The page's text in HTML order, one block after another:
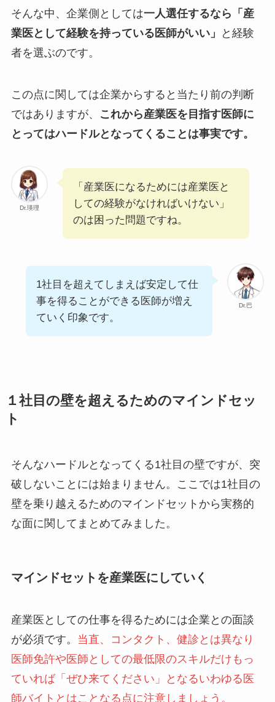
そんな中、企業側としては一人選任するなら「産
業医として経験を持っている医師がいい」
と経験
者を選ぶのです。
この点に関しては企業からすると当たり前の判断
ではありますが、
これから産業医を目指す医師に
とってはハードルとなってくることは事実です。
Dr.瑛理
「産業医になるためには産業医と
しての経験がなければいけない」
のは困った問題ですね。
Dr.巴
1社目を超えてしまえば安定して仕
事を得ることができる医師が増え
ていく印象です。
１社目の壁を超えるためのマインドセッ
ト
そんなハードルとなってくる1社目の壁ですが、突
破しないことには始まりません。ここでは1社目の
壁を乗り越えるためのマインドセットから実務的
な面に関してまとめてみました。
マインドセットを産業医にしていく
産業医としての仕事を得るためには企業との面談
が必須です。 当直、コンタクト、健診とは異なり
医師免許や医師としての最低限のスキルだけもっ
ていれば「ぜひ来てください」となるいわゆる医
師バイトとはことなる点に注意しましょう。